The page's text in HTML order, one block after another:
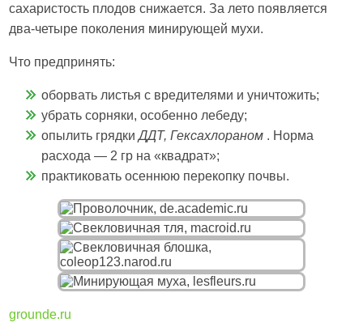
сахаристость плодов снижается. За лето появляется
два-четыре поколения минирующей мухи.
Что предпринять:
оборвать листья с вредителями и уничтожить;
убрать сорняки, особенно лебеду;
опылить грядкиДДТ, Гексахлораном . Норма
расхода — 2 гр на «квадрат»;
практиковать осеннюю перекопку почвы.
grounde.ru